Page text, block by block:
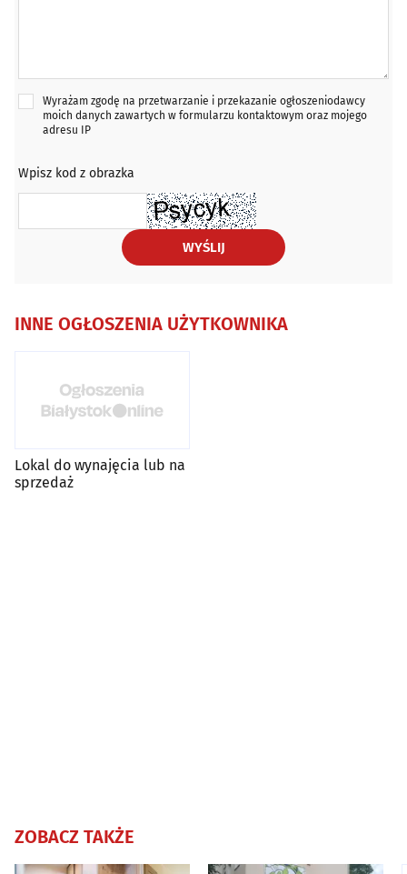
Wyrażam zgodę na przetwarzanie i przekazanie ogłoszeniodawcy
moich danych zawartych w formularzu kontaktowym oraz mojego
adresu IP
Wpisz kod z obrazka
WYŚLIJ
INNE OGŁOSZENIA UŻYTKOWNIKA
Lokal do wynajęcia lub na
sprzedaż
ZOBACZ TAKŻE